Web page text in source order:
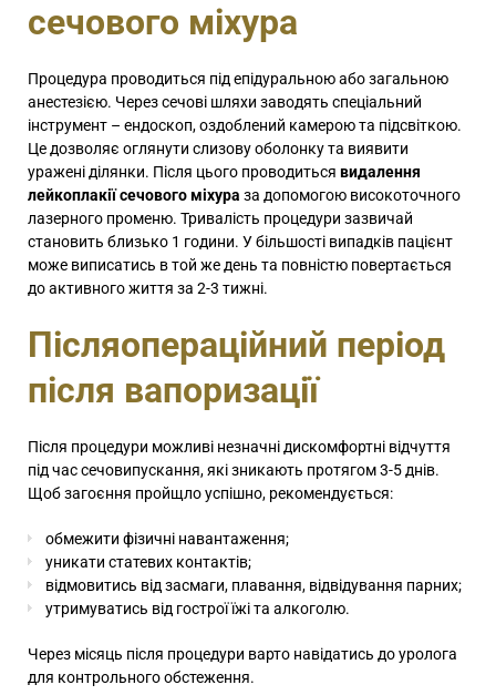
сечового міхура
Процедура проводиться під епідуральною або загальною
анестезією. Через сечові шляхи заводять спеціальний
інструмент – ендоскоп, оздоблений камерою та підсвіткою.
Це дозволяє оглянути слизову оболонку та виявити
уражені ділянки. Після цього проводиться видалення
лейкоплакії сечового міхура за допомогою високоточного
лазерного променю. Тривалість процедури зазвичай
становить близько 1 години. У більшості випадків пацієнт
може виписатись в той же день та повністю повертається
до активного життя за 2-3 тижні.
Післяопераційний період
після вапоризації
Після процедури можливі незначні дискомфортні відчуття
під час сечовипускання, які зникають протягом 3-5 днів.
Щоб загоєння пройщло успішно, рекомендується:
обмежити фізичні навантаження;
уникати статевих контактів;
відмовитись від засмаги, плавання, відвідування парних;
утримуватись від гострої їжі та алкоголю.
Через місяць після процедури варто навідатись до уролога
для контрольного обстеження.